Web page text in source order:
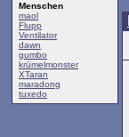
Menschen
maol
Flupp
Ventilator
dawn
gumbo
krümelmonster
XTaran
maradong
tuxedo